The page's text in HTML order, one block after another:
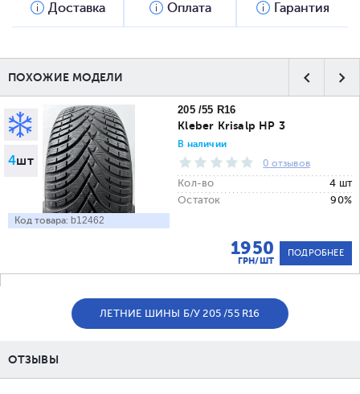
Доставка Оплата Гарантия
ПОХОЖИЕ МОДЕЛИ
4шт
Код товара: b12462
205 /55 R16
Kleber Krisalp HP 3
В наличии
0 отзывов
Кол-во
4 шт
Остаток
90%
1950
ГРН/ШТ
ПОДРОБНЕЕ
ЛЕТНИЕ ШИНЫ Б/У 205 /55 R16
ОТЗЫВЫ